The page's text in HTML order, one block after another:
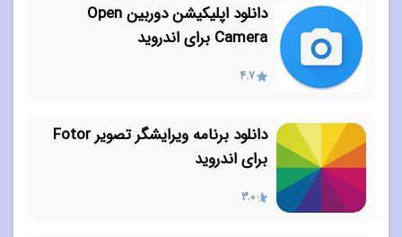
دانلود اپلیکیشن دوربین Open
Camera برای اندروید
4.7
دانلود برنامه ویرایشگر تصویر Fotor
برای اندروید
3.0